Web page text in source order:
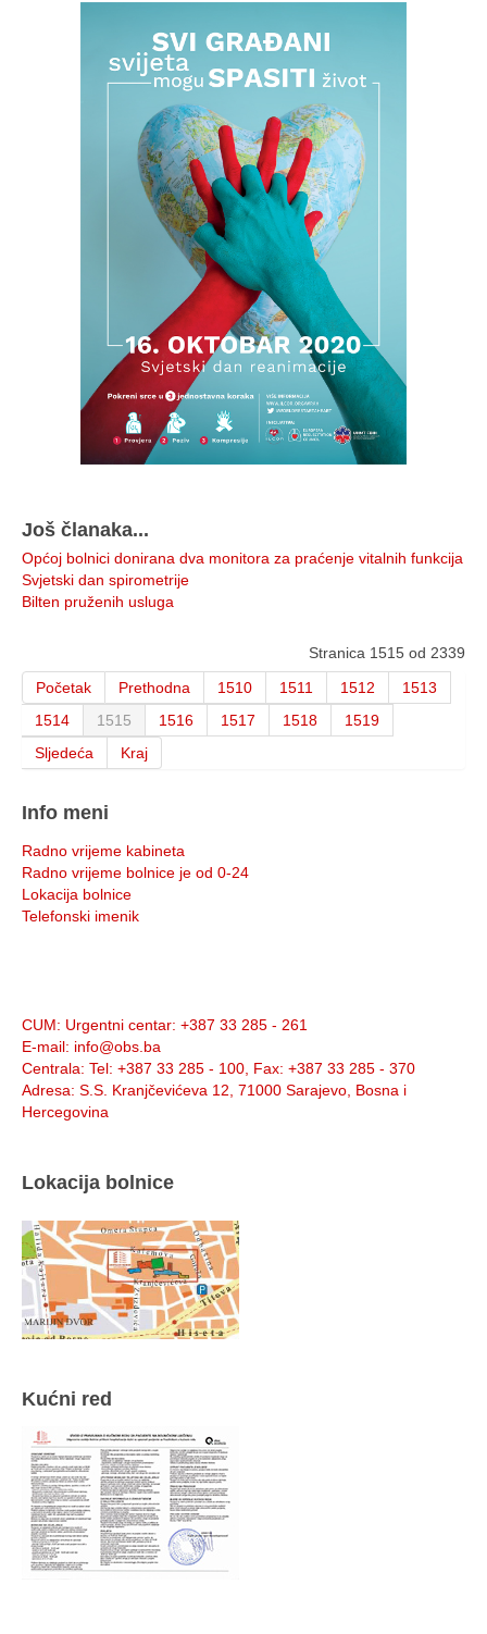
Još članaka...
Općoj bolnici donirana dva monitora za praćenje vitalnih funkcija
Svjetski dan spirometrije
Bilten pruženih usluga
Stranica 1515 od 2339
Početak
Prethodna 1510 1511 1512
1513
1514
1515 1516 1517 1518
1519
Sljedeća
Kraj
Info meni
Radno vrijeme kabineta
Radno vrijeme bolnice je od 0-24
Lokacija bolnice
Telefonski imenik
CUM: Urgentni centar: +387 33 285 - 261
E-mail: info@obs.ba
Centrala: Tel: +387 33 285 - 100, Fax: +387 33 285 - 370
Adresa: S.S. Kranjčevićeva 12, 71000 Sarajevo, Bosna i
Hercegovina
Lokacija bolnice
Kućni red